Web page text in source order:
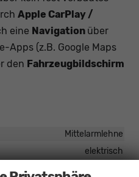
Apple CarPlay /
eine Navigation über
Apps (z.B. Google Maps
den Fahrzeugbildschirm
Mittelarmlehne
elektrisch